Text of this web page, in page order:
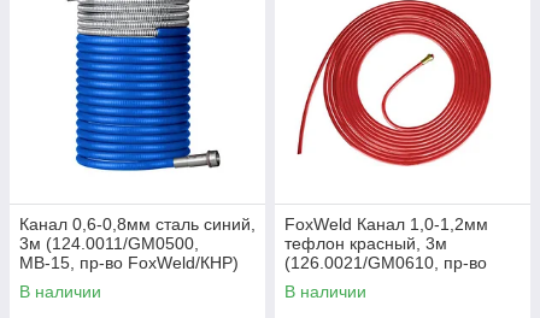
Канал 0,6-0,8мм сталь синий,
3м (124.0011/GM0500,
МВ-15, пр-во FoxWeld/КНР)
В наличии
FoxWeld Канал 1,0-1,2мм
тефлон красный, 3м
(126.0021/GM0610, пр-во
FoxWeld/КНР)
В наличии